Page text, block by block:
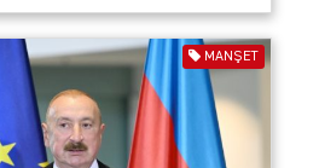
MANŞET